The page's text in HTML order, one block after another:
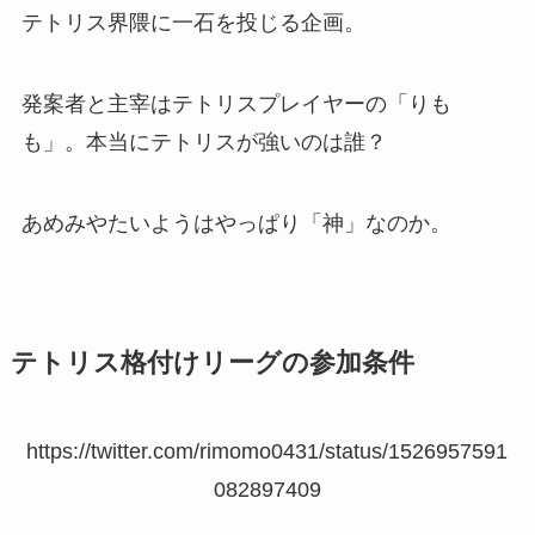
テトリス界隈に一石を投じる企画。
発案者と主宰はテトリスプレイヤーの「りも
も」。本当にテトリスが強いのは誰？
あめみやたいようはやっぱり「神」なのか。
テトリス格付けリーグの参加条件
https://twitter.com/rimomo0431/status/1526957591
082897409